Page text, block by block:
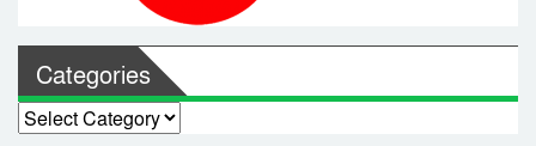
Categories
Categories